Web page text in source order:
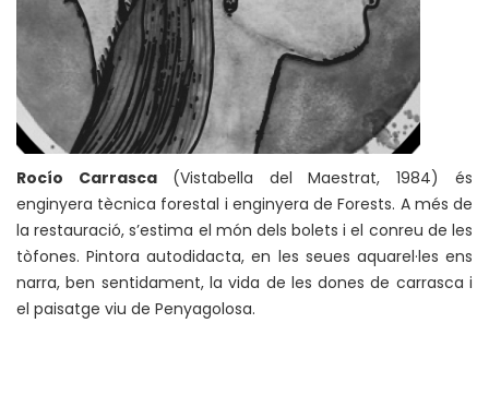
Rocío Carrasca (Vistabella del Maestrat, 1984) és
enginyera tècnica forestal i enginyera de Forests. A més de
la restauració, s’estima el món dels bolets i el conreu de les
tòfones. Pintora autodidacta, en les seues aquarel·les ens
narra, ben sentidament, la vida de les dones de carrasca i
el paisatge viu de Penyagolosa.